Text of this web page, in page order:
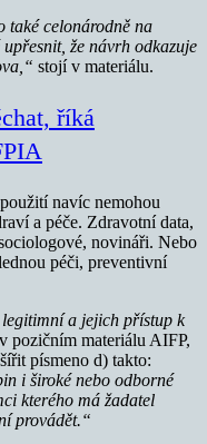
také celonárodně na
že návrh odkazuje
stojí v materiálu.
říká
navíc nemohou
a péče. Zdravotní data,
novináři. Nebo
péči, preventivní
a jejich přístup k
pozičním materiálu AIFP,
písmeno d) takto:
i široké nebo odborné
kterého má žadatel
provádět.“